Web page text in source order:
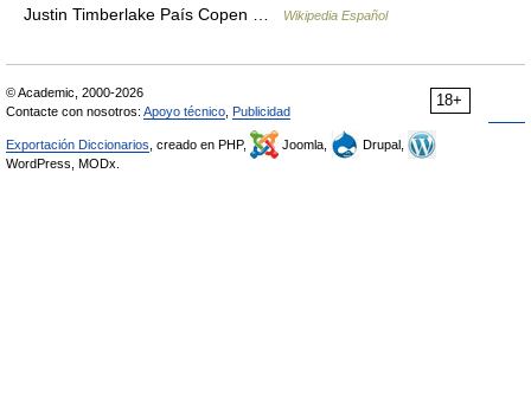
Justin Timberlake País Copen …
Wikipedia Español
18+
© Academic, 2000-2026
Contacte con nosotros: Apoyo técnico Publicidad
Exportación Diccionarios , creado en PHP, Joomla,
Drupal,
WordPress, MODx.